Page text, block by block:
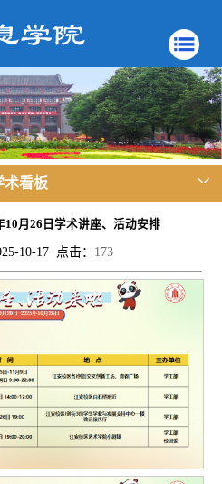
术看板
10月26日学术讲座、活动安排
10-17 点击： 173